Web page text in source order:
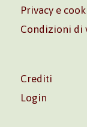
Privacy e
Condizioni di
Crediti
Login